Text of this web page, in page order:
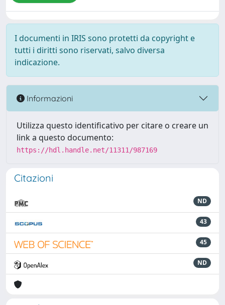
I documenti in IRIS sono protetti da copyright e
tutti i diritti sono riservati, salvo diversa
indicazione.
Informazioni
Utilizza questo identificativo per citare o creare un
link a questo documento:
https://hdl.handle.net/11311/987169
Citazioni
ND
43
45
ND